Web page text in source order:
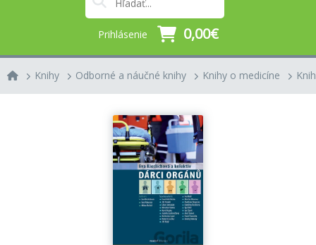
Prihlásenie 0,00€
Knihy Odborné a náučné knihy Knihy o medicíne